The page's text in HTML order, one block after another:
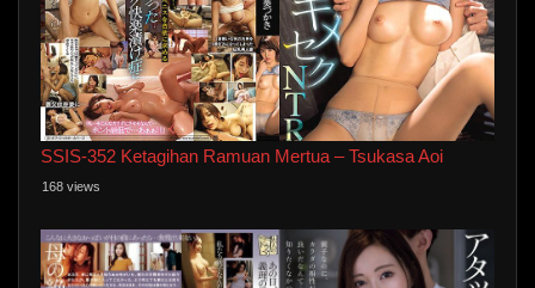
SSIS-352 Ketagihan Ramuan Mertua – Tsukasa Aoi
168 views